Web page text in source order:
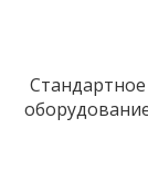
Стандартное